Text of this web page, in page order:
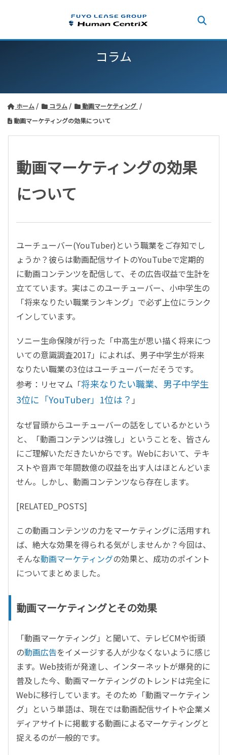
コラム
ホーム コラム
動画マーケティング
動画マーケティングの効果について
動画マーケティングの効果
について
ユーチューバー(YouTuber)という職業をご存知でし
ょうか？彼らは動画配信サイトのYouTubeで定期的
に動画コンテンツを配信して、その広告収益で生計を
立てています。実はこのユーチューバー、小中学生の
「将来なりたい職業ランキング」で必ず上位にランク
インしています。
ソニー生命保険が行った「中高生が思い描く将来につ
いての意識調査2017」によれば、男子中学生が将来
なりたい職業の3位はユーチューバーだそうです。
参考：リセマム「将来なりたい職業、男子中学生
3位に「YouTuber」1位は？ 」
なぜ冒頭からユーチューバーの話をしているかという
と、「動画コンテンツは強し」ということを、皆さん
にご理解いただきたいからです。Webにおいて、テキ
ストや音声で年間数億の収益を出す人はほとんどいま
せん。しかし、動画コンテンツなら存在します。
[RELATED_POSTS]
この動画コンテンツの力をマーケティングに活用すれ
ば、絶大な効果を得られる気がしませんか？今回は、
そんな動画マーケティングの効果と、成功のポイント
についてまとめました。
動画マーケティングとその効果
「動画マーケティング」と聞いて、テレビCMや街頭
の動画広告をイメージする人が少なくないように感じ
ます。Web技術が発達し、インターネットが爆発的に
普及した今、動画マーケティングのトレンドは完全に
Webに移行しています。そのため「動画マーケティン
グ」という単語は、現在では動画配信サイトや企業メ
ディアサイトに掲載する動画によるマーケティングと
捉えるのが一般的です。